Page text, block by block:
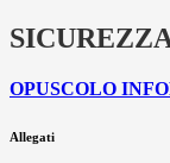
OPUSCOLO
Allegati